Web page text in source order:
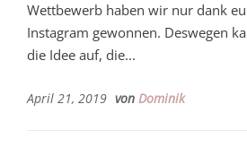
Wettbewerb haben wir nur dank
Instagram gewonnen. Deswegen
die Idee auf, die...
April 21, 2019 von Dominik